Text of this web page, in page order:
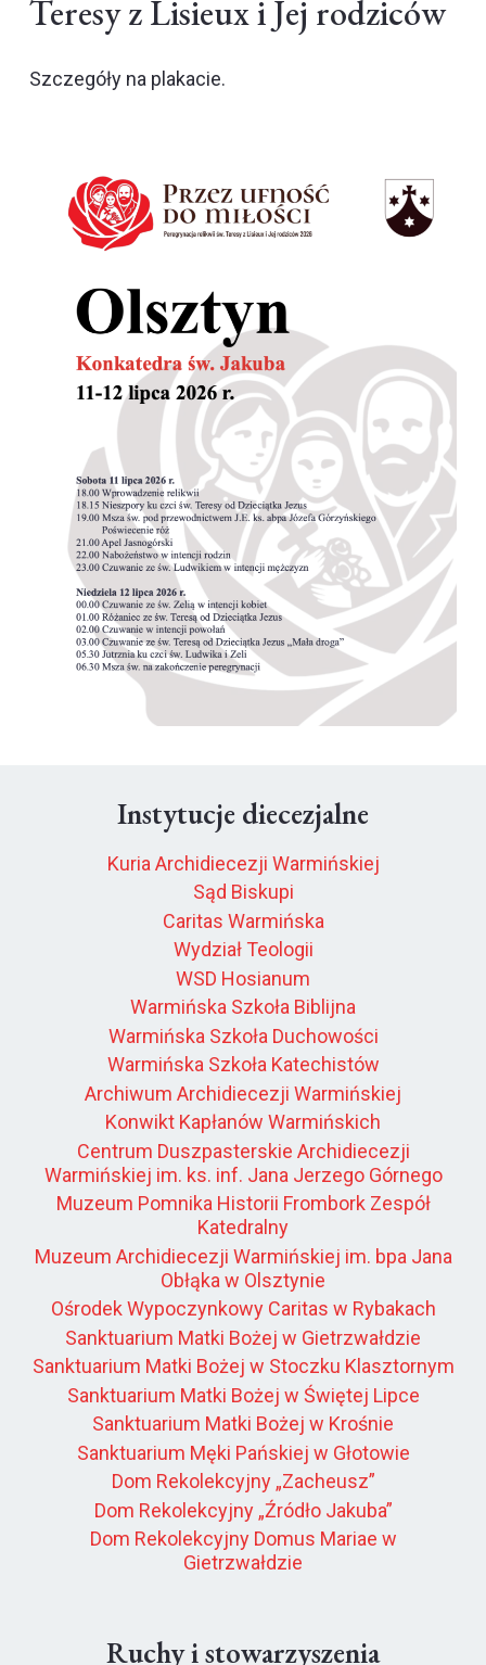
Teresy z Lisieux i Jej rodziców
Szczegóły na plakacie.
Instytucje diecezjalne
Kuria Archidiecezji Warmińskiej
Sąd Biskupi
Caritas Warmińska
Wydział Teologii
WSD Hosianum
Warmińska Szkoła Biblijna
Warmińska Szkoła Duchowości
Warmińska Szkoła Katechistów
Archiwum Archidiecezji Warmińskiej
Konwikt Kapłanów Warmińskich
Centrum Duszpasterskie Archidiecezji
Warmińskiej im. ks. inf. Jana Jerzego Górnego
Muzeum Pomnika Historii Frombork Zespół
Katedralny
Muzeum Archidiecezji Warmińskiej im. bpa Jana
Obłąka w Olsztynie
Ośrodek Wypoczynkowy Caritas w Rybakach
Sanktuarium Matki Bożej w Gietrzwałdzie
Sanktuarium Matki Bożej w Stoczku Klasztornym
Sanktuarium Matki Bożej w Świętej Lipce
Sanktuarium Matki Bożej w Krośnie
Sanktuarium Męki Pańskiej w Głotowie
Dom Rekolekcyjny „Zacheusz”
Dom Rekolekcyjny „Źródło Jakuba”
Dom Rekolekcyjny Domus Mariae w
Gietrzwałdzie
Ruchy i stowarzyszenia